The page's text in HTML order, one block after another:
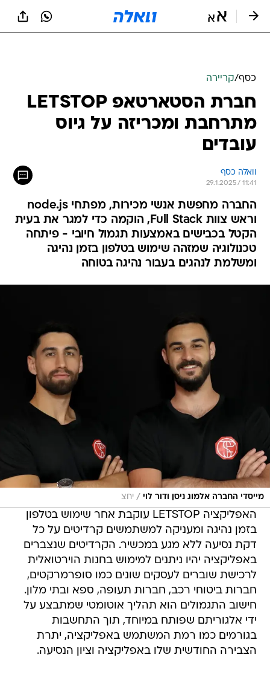
כסף/קריירה
חברת הסטארטאפ LETSTOP
מתרחבת ומכריזה על גיוס
עובדים
וואלה כסף
29.1.2025 / 11:41
החברה מחפשת אנשי מכירות, מפתחי node.js
וראש צוות Full Stack, הוקמה כדי למגר את בעית
הקטל בכבישים באמצעות תגמול חיובי - פיתחה
טכנולוגיה שמזהה שימוש בטלפון בזמן נהיגה
ומשלמת לנהגים בעבור נהיגה בטוחה
מייסדי החברה אלמוג ניסן ודור לוי / יחצ
האפליקציה LETSTOP עוקבת אחר שימוש בטלפון
בזמן נהיגה ומעניקה למשתמשים קרדיטים על כל
דקת נסיעה ללא מגע במכשיר. הקרדיטים שנצברים
באפליקציה יהיו ניתנים למימוש בחנות הוירטואלית
לרכישת שוברים לעסקים שונים כמו סופרמרקטים,
חברות ביטוחי רכב, חברות תעופה, ספא ובתי מלון.
חישוב התגמולים הוא תהליך אוטומטי שמתבצע על
ידי אלגוריתם שפותח במיוחד, תוך התחשבות
בגורמים כמו רמת המשתמש באפליקציה, יתרת
הצבירה החודשית שלו באפליקציה וציון הנסיעה.